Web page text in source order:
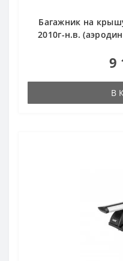
Багажник на
2010г-н.в.
9
В